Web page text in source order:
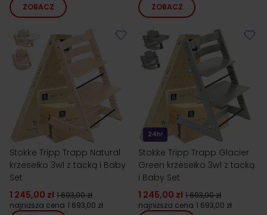
ZOBACZ
ZOBACZ
Stokke Tripp Trapp Natural
krzesełko 3w1 z tacką i Baby
Set
1 245,00 zł 1 693,00 zł
najniższa cena 1 693,00 zł
24h!
Stokke Tripp Trapp Glacier
Green krzesełko 3w1 z tacką
i Baby Set
1 245,00 zł 1 693,00 zł
najniższa cena 1 693,00 zł